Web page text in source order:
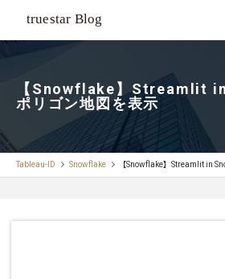
【Snowflake】Streamlit
ポリゴン地図を表示
Tableau-ID Snowflake 【Snowflake】Streamlit in